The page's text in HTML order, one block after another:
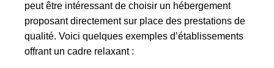
peut être intéressant de choisir un hébergement
proposant directement sur place des prestations de
qualité. Voici quelques exemples d’établissements
offrant un cadre relaxant :